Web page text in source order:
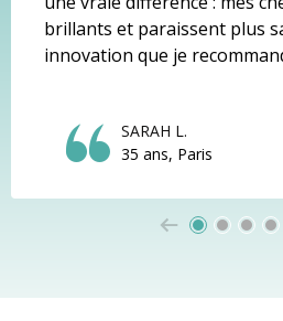
brillants et paraissent plus
innovation que je
SARAH L.
35 ans, Paris